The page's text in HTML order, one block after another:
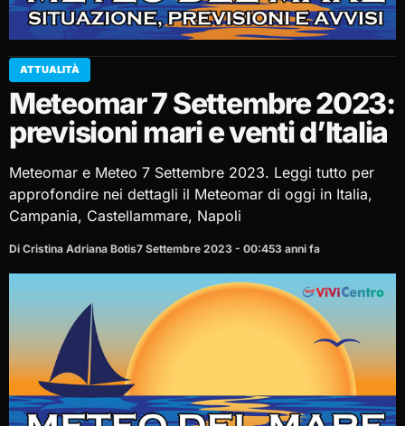
ATTUALITÀ
Meteomar 7 Settembre 2023:
previsioni mari e venti d’Italia
Meteomar e Meteo 7 Settembre 2023. Leggi tutto per
approfondire nei dettagli il Meteomar di oggi in Italia,
Campania, Castellammare, Napoli
Di Cristina Adriana Botis7 Settembre 2023 - 00:453 anni fa